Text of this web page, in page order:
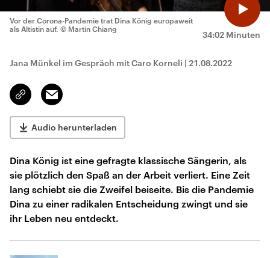
34:02 Minuten
Vor der Corona-Pandemie trat Dina König europaweit
als Altistin auf. © Martin Chiang
Jana Münkel im Gespräch mit Caro Korneli | 21.08.2022
Link
kopieren/teilen
Email
Audio herunterladen
Dina König ist eine gefragte klassische Sängerin, als
sie plötzlich den Spaß an der Arbeit verliert. Eine Zeit
lang schiebt sie die Zweifel beiseite. Bis die Pandemie
Dina zu einer radikalen Entscheidung zwingt und sie
ihr Leben neu entdeckt.